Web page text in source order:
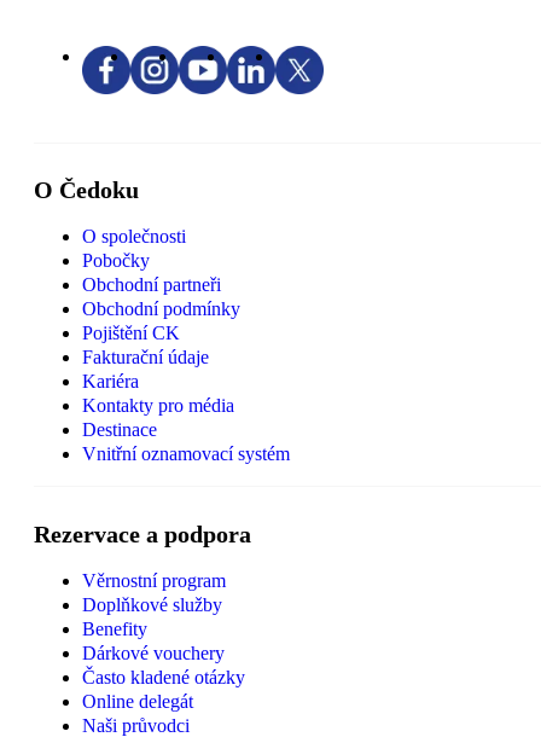
O Čedoku
O společnosti
Pobočky
Obchodní partneři
Obchodní podmínky
Pojištění CK
Fakturační údaje
Kariéra
Kontakty pro média
Destinace
Vnitřní oznamovací systém
Rezervace a podpora
Věrnostní program
Doplňkové služby
Benefity
Dárkové vouchery
Často kladené otázky
Online delegát
Naši průvodci